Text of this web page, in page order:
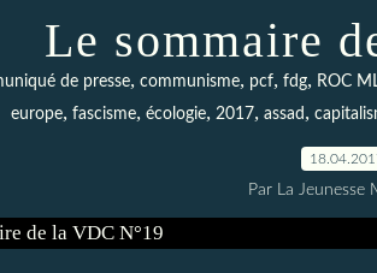
Le sommaire
de presse, communisme, pcf, fdg, ROC
europe, fascisme, écologie, 2017, assad ,
Par La Jeunesse